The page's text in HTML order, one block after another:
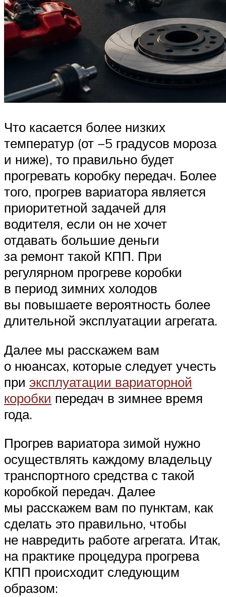
Что касается более низких
температур (от −5 градусов мороза
и ниже), то правильно будет
прогревать коробку передач. Более
того, прогрев вариатора является
приоритетной задачей для
водителя, если он не хочет
отдавать большие деньги
за ремонт такой КПП. При
регулярном прогреве коробки
в период зимних холодов
вы повышаете вероятность более
длительной эксплуатации агрегата.
Далее мы расскажем вам
о нюансах, которые следует учесть
при эксплуатации вариаторной
коробки передач в зимнее время
года.
Прогрев вариатора зимой нужно
осуществлять каждому владельцу
транспортного средства с такой
коробкой передач. Далее
мы расскажем вам по пунктам, как
сделать это правильно, чтобы
не навредить работе агрегата. Итак,
на практике процедура прогрева
КПП происходит следующим
образом: